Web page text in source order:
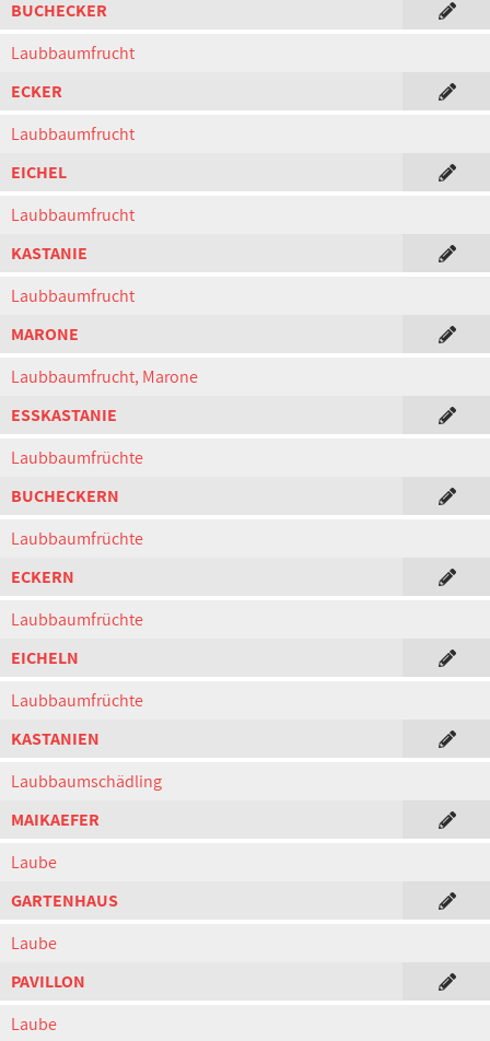
BUCHECKER
Laubbaumfrucht
ECKER
Laubbaumfrucht
EICHEL
Laubbaumfrucht
KASTANIE
Laubbaumfrucht
MARONE
Laubbaumfrucht, Marone
ESSKASTANIE
Laubbaumfrüchte
BUCHECKERN
Laubbaumfrüchte
ECKERN
Laubbaumfrüchte
EICHELN
Laubbaumfrüchte
KASTANIEN
Laubbaumschädling
MAIKAEFER
Laube
GARTENHAUS
Laube
PAVILLON
Laube